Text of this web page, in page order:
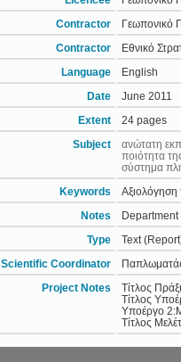
Contractor Γεωπονικό
Contractor Εθνικό
Language English
Date June 2011
Extent 24 pages
Subject
ανώτατη
ποιότητα
σύστημα
Keywords Αξιολόγηση
Notes
Type Text
Scientific Coordinator
Project Notes
Τίτλος
Τίτλος
Υποέργο
Τίτλος